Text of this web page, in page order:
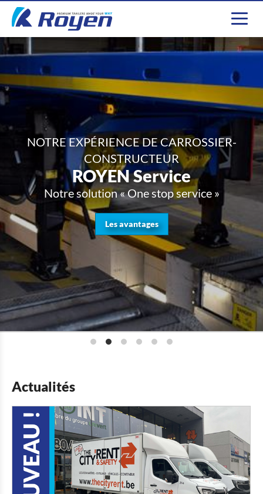
NOTRE EXPÉRIENCE DE CARROSSIER-
CONSTRUCTEUR
ROYEN Service
Notre solution « One stop service »
Les avantages
Actualités